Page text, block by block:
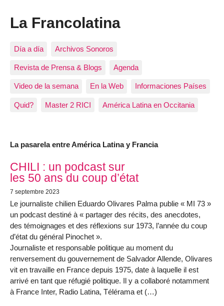
La Francolatina
Día a día Archivos Sonoros
Revista de Prensa & Blogs Agenda
Video de la semana En la Web Informaciones Países
Quid? Master 2 RICI América Latina en Occitania
La pasarela entre América Latina y Francia
Los artículos más recientes
CHILI : un podcast sur
les 50 ans du coup d’état
7 septembre 2023
Le journaliste chilien Eduardo Olivares Palma publie « MI 73 »
un podcast destiné à « partager des récits, des anecdotes,
des témoignages et des réflexions sur 1973, l’année du coup
d’état du général Pinochet ».
Journaliste et responsable politique au moment du
renversement du gouvernement de Salvador Allende, Olivares
vit en travaille en France depuis 1975, date à laquelle il est
arrivé en tant que réfugié politique. Il y a collaboré notamment
à France Inter, Radio Latina, Télérama et (…)